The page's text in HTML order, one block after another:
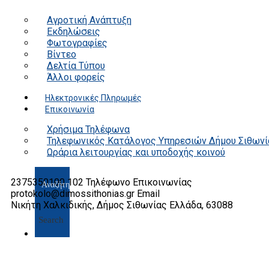
Αγροτική Ανάπτυξη
Εκδηλώσεις
Φωτογραφίες
Βίντεο
Δελτία Τύπου
Άλλοι φορείς
Ηλεκτρονικές Πληρωμές
Επικοινωνία
Χρήσιμα Τηλέφωνα
Τηλεφωνικός Κατάλογος Υπηρεσιών Δήμου
Ωράρια λειτουργίας και υποδοχής κοινού
Search
2375350100 102 Τηλέφωνο Επικοινωνίας
protokolo@dimossithonias.gr Email
Νικήτη Χαλκιδικής, Δήμος Σιθωνίας Ελλάδα, 63088